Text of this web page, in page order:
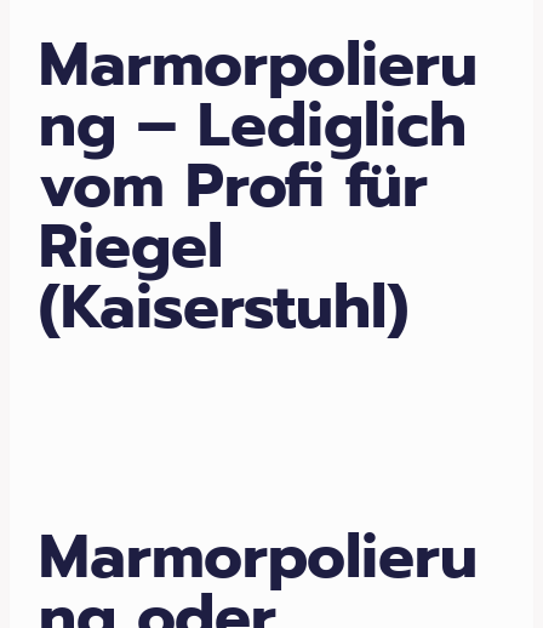
Marmorpolieru
ng – Lediglich
vom Profi für
Riegel
(Kaiserstuhl)
Marmorpolieru